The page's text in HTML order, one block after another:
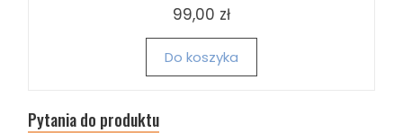
99,00 zł
Do koszyka
Pytania do produktu